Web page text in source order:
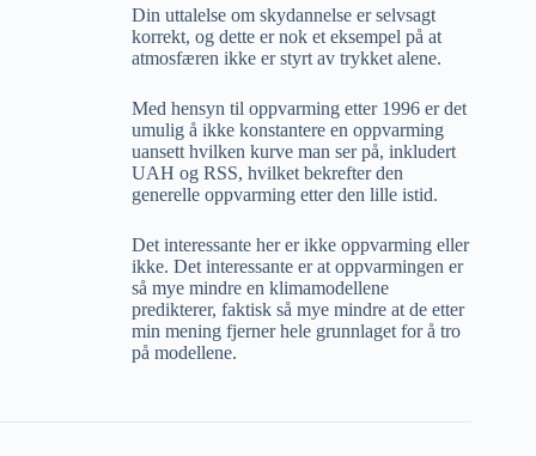
Din uttalelse om skydannelse er selvsagt
korrekt, og dette er nok et eksempel på at
atmosfæren ikke er styrt av trykket alene.
Med hensyn til oppvarming etter 1996 er det
umulig å ikke konstantere en oppvarming
uansett hvilken kurve man ser på, inkludert
UAH og RSS, hvilket bekrefter den
generelle oppvarming etter den lille istid.
Det interessante her er ikke oppvarming eller
ikke. Det interessante er at oppvarmingen er
så mye mindre en klimamodellene
predikterer, faktisk så mye mindre at de etter
min mening fjerner hele grunnlaget for å tro
på modellene.